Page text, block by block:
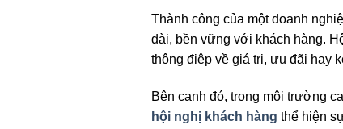
Thành công của một doanh
dài, bền vững với khách hàng.
thông điệp về giá trị, ưu đãi hay
Bên cạnh đó, trong môi trường
hội nghị khách hàng thể hiện